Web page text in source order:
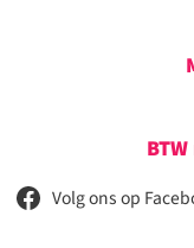
Volg ons op